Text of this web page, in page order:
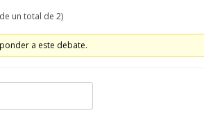
un total de 2)
a este debate.